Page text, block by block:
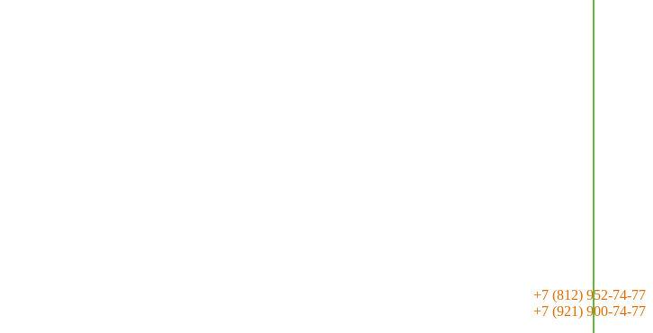
+7 (812) 952-74-77
+7 (921) 900-74-77